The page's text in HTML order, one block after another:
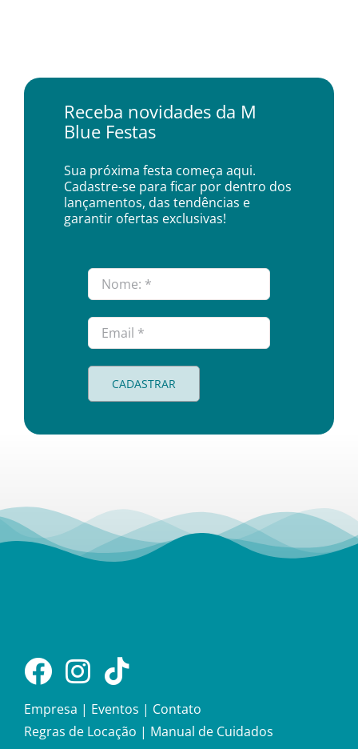
Receba novidades da M
Blue Festas
Sua próxima festa começa aqui.
Cadastre-se para ficar por dentro dos
lançamentos, das tendências e
garantir ofertas exclusivas!
CADASTRAR
Empresa | Eventos | Contato
Regras de Locação | Manual de Cuidados